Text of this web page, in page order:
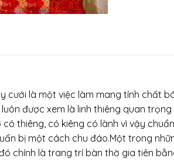
cưới là một việc làm mang tính chất
được xem là linh thiêng quan
thiêng, có kiêng có lành vì vậy
bị một cách chu đáo.Một trong
chính là trang trí bàn thờ gia tiên